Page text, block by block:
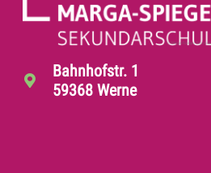
Bahnhofstr. 1
59368 Werne